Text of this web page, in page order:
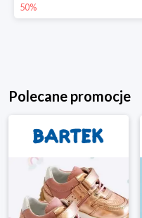
50%
Polecane promocje